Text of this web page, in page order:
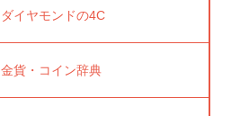
ダイヤモンドの4C
金貨・コイン辞典